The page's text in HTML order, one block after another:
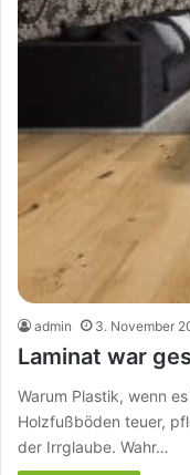
admin 3. November
Laminat war
Warum Plastik, wenn
Holzfußböden teuer,
der Irrglaube. Wahr…